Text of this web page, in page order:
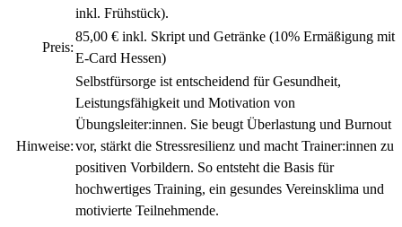
inkl. Frühstück).
Preis:
85,00 € inkl. Skript und Getränke (10% Ermäßigung mit
E-Card Hessen)
Hinweise:
Selbstfürsorge ist entscheidend für Gesundheit,
Leistungsfähigkeit und Motivation von
Übungsleiter:innen. Sie beugt Überlastung und Burnout
vor, stärkt die Stressresilienz und macht Trainer:innen zu
positiven Vorbildern. So entsteht die Basis für
hochwertiges Training, ein gesundes Vereinsklima und
motivierte Teilnehmende.